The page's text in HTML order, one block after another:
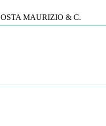
MAURIZIO & C.